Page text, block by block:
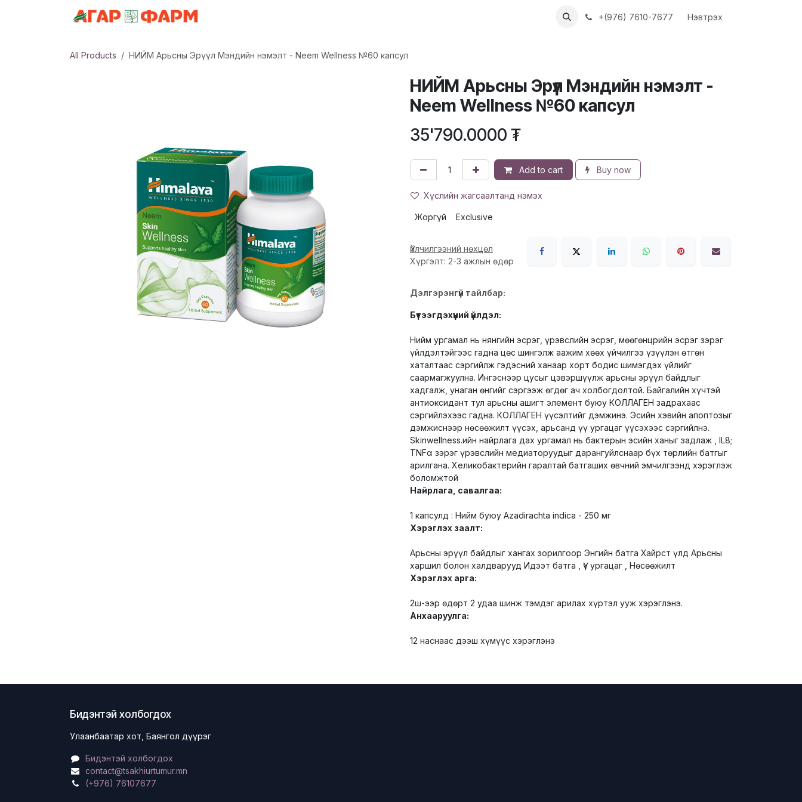
АЖЛЫН БАЙРУУД+(976) 7610-7677 Нэвтрэх
All Products НИЙМ Арьсны Эрүүл Мэндийн нэмэлт - Neem Wellness №60 капсул
НИЙМ Арьсны Эрүүл Мэндийн нэмэлт -
Neem Wellness №60 капсул
35'790.0000 ₮
Add to cart Buy now
Хүслийн жагсаалтанд нэмэх
Жоргүй Exclusive
Үйлчилгээний нөхцөл
Хүргэлт: 2-3 ажлын өдөр
Дэлгэрэнгүй тайлбар:
Бүтээгдэхүүний үйлдэл:
Нийм ургамал нь нянгийн эсрэг, үрэвслийн эсрэг, мөөгөнцрийн эсрэг зэрэг
үйлдэлтэйгээс гадна цөс шингэлж аажим хөөх үйчилгээ үзүүлэн өтгөн
хаталтаас сэргийлж гэдэсний ханаар хорт бодис шимэгдэх үйлийг
саармагжуулна. Ингэснээр цусыг цэвэршүүлж арьсны эрүүл байдлыг
хадгалж, унаган өнгийг сэргээж өгдөг ач холбогдолтой. Байгалийн хүчтэй
антиоксидант тул арьсны ашигт элемент буюу КОЛЛАГЕН задрахаас
сэргийлэхээс гадна. КОЛЛАГЕН үүсэлтийг дэмжинэ. Эсийн хэвийн апоптозыг
дэмжиснээр нөсөөжилт үүсэх, арьсанд үү ургацаг үүсэхээс сэргийлнэ.
Skinwellness.ийн найрлага дах ургамал нь бактерын эсийн ханыг задлаж , IL8;
TNFα зэрэг үрэвслийн медиаторуудыг дарангуйлснаар бүх төрлийн батгыг
арилгана. Хеликобактерийн гаралтай батгаших өвчний эмчилгээнд хэрэглэж
боломжтой
Найрлага, савалгаа:
1 капсулд : Нийм буюу Azadirachta indica - 250 мг
Хэрэглэх заалт:
Арьсны эрүүл байдлыг хангах зорилгоор Энгийн батга Хайрст үлд Арьсны
харшил болон халдварууд Идээт батга , Үү ургацаг , Нөсөөжилт
Хэрэглэх арга:
2ш-ээр өдөрт 2 удаа шинж тэмдэг арилах хүртэл ууж хэрэглэнэ.
Анхааруулга:
12 наснаас дээш хүмүүс хэрэглэнэ
Бидэнтэй холбогдох
Улаанбаатар хот, Баянгол дүүрэг
Бидэнтэй холбогдох
contact@tsakhiurtumur.mn
(+976) 76107677